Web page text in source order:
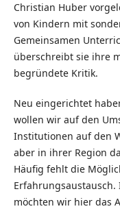
Christian Huber
von Kindern mit
Gemeinsamen
überschreibt sie ihre
begründete Kritik.
Neu eingerichtet
wollen wir auf den
Institutionen auf den
aber in ihrer Region
Häufig fehlt die
möchten wir hier das